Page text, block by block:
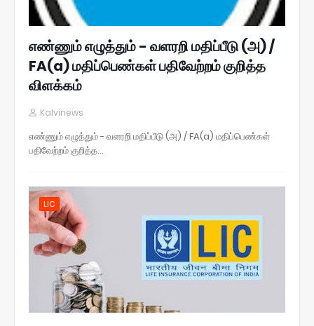
எண்ணும் எழுத்தும் - வளரறி மதிப்பீடு (அ) /
FA(a) மதிப்பெண்கள் பதிவேற்றம் குறித்த
விளக்கம்
Kalvinews
எண்ணும் எழுத்தும் - வளரறி மதிப்பீடு (அ) / FA(a) மதிப்பெண்கள்
பதிவேற்றம் குறித்த…
LIC